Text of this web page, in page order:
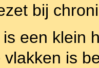
bij
een klein
is